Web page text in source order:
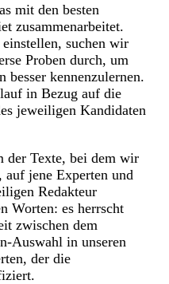
mit den besten
zusammenarbeitet.
suchen wir
Proben durch, um
besser kennenzulernen.
in Bezug auf die
jeweiligen Kandidaten
der Texte, bei dem wir
auf jene Experten und
Redakteur
Worten: es herrscht
zwischen dem
Auswahl in unseren
der die